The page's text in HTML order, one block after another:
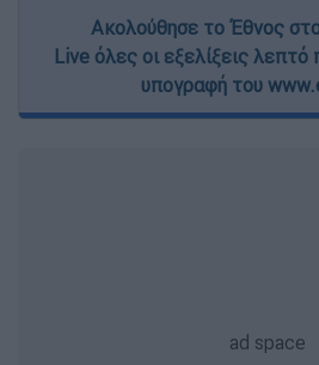
Ακολούθησε το Έθνος
Live όλες οι εξελίξεις
υπογραφή του